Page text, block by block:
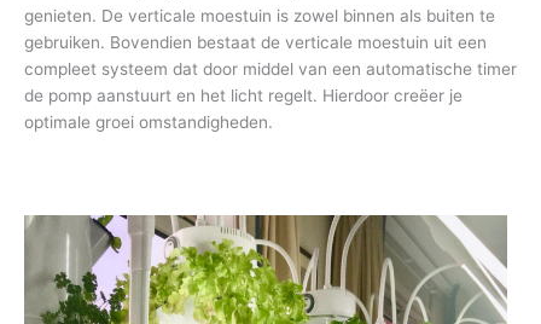
genieten. De verticale moestuin is zowel binnen als buiten te
gebruiken. Bovendien bestaat de verticale moestuin uit een
compleet systeem dat door middel van een automatische timer
de pomp aanstuurt en het licht regelt. Hierdoor creëer je
optimale groei omstandigheden.